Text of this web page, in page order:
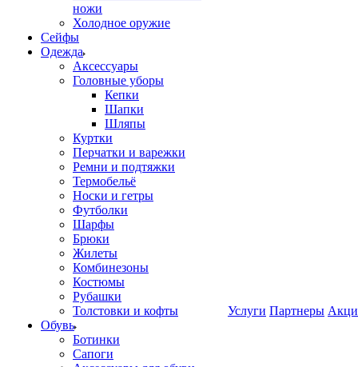
ножи
Холодное оружие
Сейфы
Одежда
Аксессуары
Головные уборы
Кепки
Шапки
Шляпы
Куртки
Перчатки и варежки
Ремни и подтяжки
Термобельё
Носки и гетры
Футболки
Шарфы
Брюки
Жилеты
Комбинезоны
Костюмы
Рубашки
Толстовки и кофты
Обувь
Ботинки
Сапоги
Услуги Партнеры